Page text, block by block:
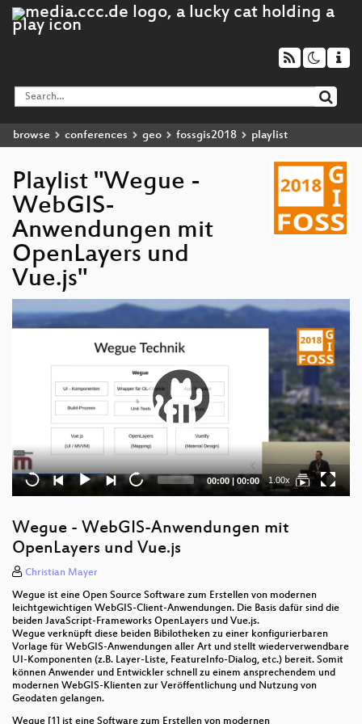
browse conferences geo fossgis2018 playlist
Playlist "Wegue -
WebGIS-
Anwendungen mit
OpenLayers und
Vue.js"
Video
Current
time
00:00| Total
duration
00:00 1.00x
Wegue - WebGIS-Anwendungen mit
OpenLayers und Vue.js
Christian Mayer
Wegue ist eine Open Source Software zum Erstellen von modernen
leichtgewichtigen WebGIS-Client-Anwendungen. Die Basis dafür sind die
beiden JavaScript-Frameworks OpenLayers und Vue.js.
Wegue verknüpft diese beiden Bibilotheken zu einer konfigurierbaren
Vorlage für WebGIS-Anwendungen aller Art und stellt wiederverwendbare
UI-Komponenten (z.B. Layer-Liste, FeatureInfo-Dialog, etc.) bereit. Somit
können Anwender und Entwickler schnell zu einem ansprechendem und
modernen WebGIS-Klienten zur Veröffentlichung und Nutzung von
Geodaten gelangen.
Wegue [1] ist eine Software zum Erstellen von modernen